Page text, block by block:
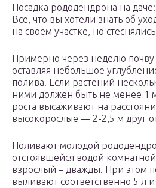
Посадка рододендрона на
Все, что вы хотели знать об
на своем участке, но
Примерно через неделю
оставляя небольшое
полива. Если растений
ними должен быть не менее 1
роста высаживают на
высокорослые — 2-2,5 м друг
Поливают молодой
отстоявшейся водой
взрослый – дважды. При этом
выливают соответственно 5 л